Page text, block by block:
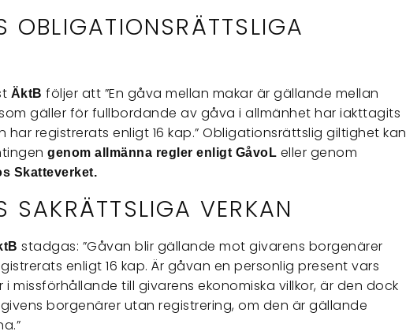
OBLIGATIONSRÄTTSLIGA
ÄktB följer att ”En gåva mellan makar är gällande mellan
gäller för fullbordande av gåva i allmänhet har iakttagits
har registrerats enligt 16 kap.” Obligationsrättslig giltighet kan
genom allmänna regler enligt GåvoL eller genom
Skatteverket.
SAKRÄTTSLIGA VERKAN
stadgas: ”Gåvan blir gällande mot givarens borgenärer
enligt 16 kap. Är gåvan en personlig present vars
missförhållande till givarens ekonomiska villkor, är den dock
borgenärer utan registrering, om den är gällande